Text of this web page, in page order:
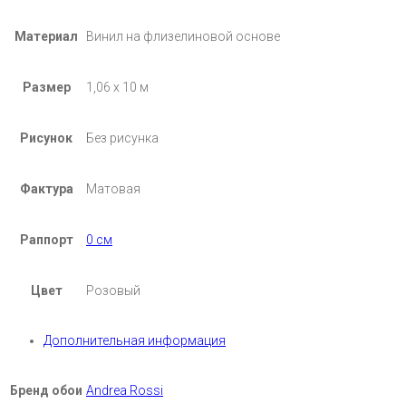
Материал Винил на флизелиновой основе
Размер 1,06 х 10 м
Рисунок Без рисунка
Фактура Матовая
Раппорт 0 см
Цвет Розовый
Дополнительная информация
Бренд обои Andrea Rossi